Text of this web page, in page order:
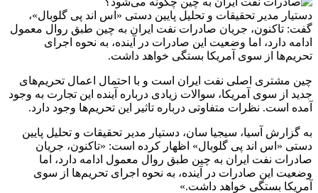
دستیار مدیر تحقیقات و تحلیل پایین دستی «اس اند پی گلوبال»،
گفت: تاکنون، جریان صادرات نفت ایران به چین طبق روال معمول
ادامه دارد، اما وضعیت این صادرات در آینده، به نحوه اجرای
تحریم‌ها از سوی آمریکا بستگی خواهد داشت.
چین مشتری اصلی نفت ایران است و با احتمال اعمال تحریم‌های
جدید از سوی آمریکا، سوالات زیادی درباره آینده این تجارت به وجود
آمده است. نظرات متفاوتی درباره تاثیر این تحریم‌ها وجود دارد.
به گزارش آسیا، سیجیا سان، دستیار مدیر تحقیقات و تحلیل پایین
دستی «اس اند پی گلوبال» اظهار کرده است: «تاکنون، جریان
صادرات نفت ایران به چین طبق روال معمول ادامه دارد، اما
وضعیت این صادرات در آینده، به نحوه اجرای تحریم‌ها از سوی
آمریکا بستگی خواهد داشت.»